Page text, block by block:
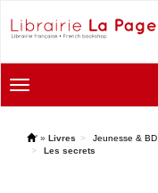
Toggle
navigation
' » Livres Jeunesse & BD
Les secrets